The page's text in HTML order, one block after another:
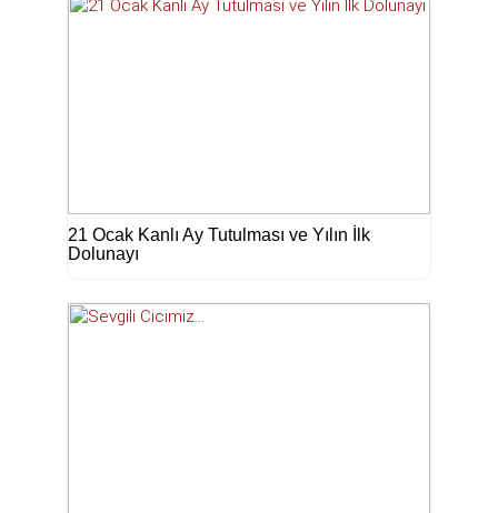
21 Ocak Kanlı Ay Tutulması ve Yılın İlk
Dolunayı